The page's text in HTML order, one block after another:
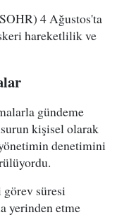
4 Ağustos'ta
hareketlilik ve
gündeme
kişisel olarak
denetimini
görev süresi
yerinden etme